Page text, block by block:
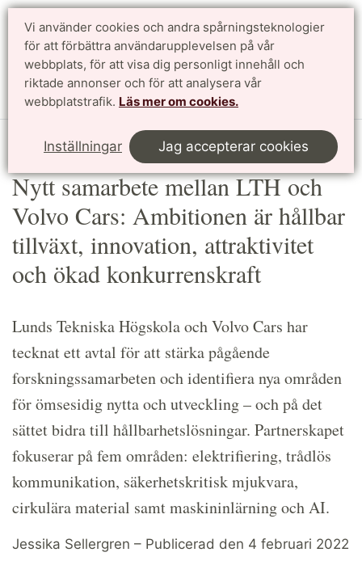
Vi använder cookies och andra spårningsteknologier
för att förbättra användarupplevelsen på vår
webbplats, för att visa dig personligt innehåll och
riktade annonser och för att analysera vår
webbplatstrafik. Läs mer om cookies.
Inställningar Jag accepterar cookies
Sök
Nytt samarbete mellan LTH och
Volvo Cars: Ambitionen är hållbar
tillväxt, innovation, attraktivitet
och ökad konkurrenskraft
Lunds Tekniska Högskola och Volvo Cars har
tecknat ett avtal för att stärka pågående
forskningssamarbeten och identifiera nya områden
för ömsesidig nytta och utveckling – och på det
sättet bidra till hållbarhetslösningar. Partnerskapet
fokuserar på fem områden: elektrifiering, trådlös
kommunikation, säkerhetskritisk mjukvara,
cirkulära material samt maskininlärning och AI.
Jessika Sellergren – Publicerad den 4 februari 2022